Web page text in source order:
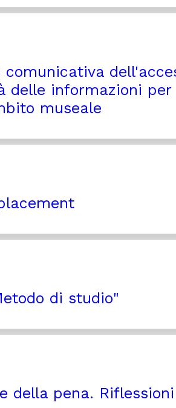
comunicativa
delle informazioni
museale
di studio"
della pena.